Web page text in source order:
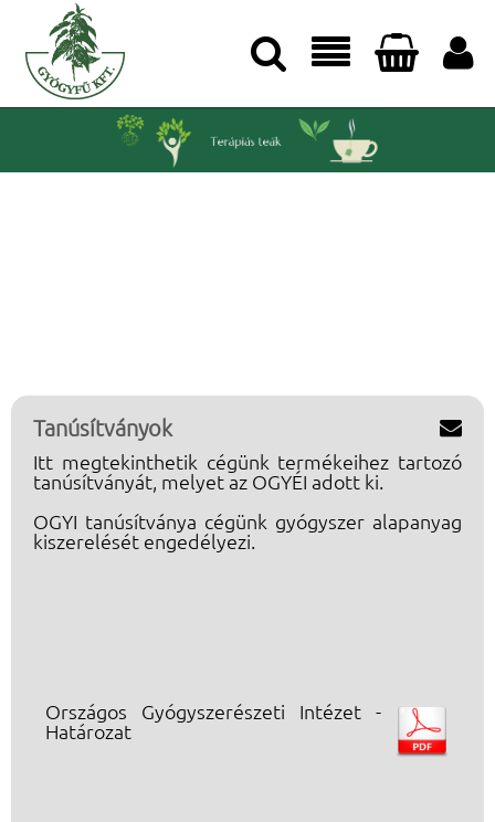




Tanúsítványok 
Itt megtekinthetik cégünk termékeihez tartozó
tanúsítványát, melyet az OGYÉI adott ki.
OGYI tanúsítványa cégünk gyógyszer alapanyag
kiszerelését engedélyezi.
Országos Gyógyszerészeti Intézet -
Határozat